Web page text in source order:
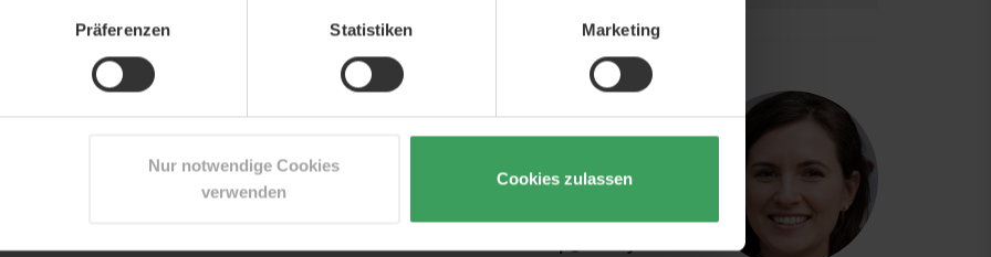
Präferenzen Statistiken Marketing
Nur notwendige Cookies
verwenden
Cookies zulassen
die u.a. zum
funktionierenden
beitragen.
das Vitamin A,
D sowie zusätzlich die
künstlichen Farb-, Aroma-
BERATUNG DURCH EXPERTEN
Zögern Sie nicht, uns zu kontaktieren,
wir haben professionell geschultes
+49 800 7236187
webshop@beautycos.de